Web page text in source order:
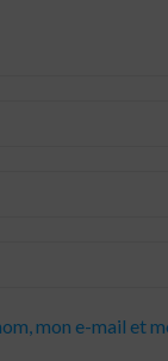
mon e-mail et